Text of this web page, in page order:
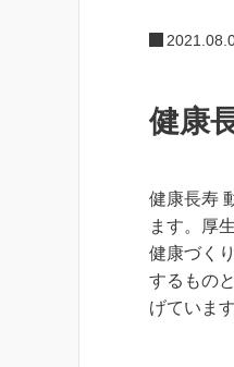
健康
健康長寿
ます。厚
健康づく
するもの
げています